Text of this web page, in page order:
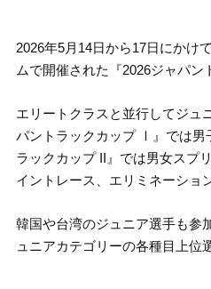
2026年5月14日から17日にかけ
ムで開催された『2026ジャパン
エリートクラスと並行してジュ
パントラックカップ Ⅰ』では男
ラックカップ II』では男女スプ
イントレース、エリミネーショ
韓国や台湾のジュニア選手も参
ュニアカテゴリーの各種目上位